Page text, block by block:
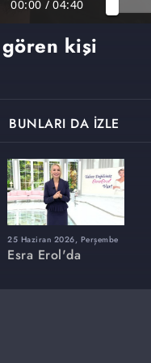
00:00 / 04:40
kişi
BUNLARI DA İZLE
25 Haziran 2026, Perşembe
Esra Erol'da